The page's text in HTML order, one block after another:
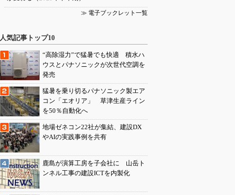
≫ 電子ブックレット一覧
人気記事トップ10
“高除湿力”で猛暑でも快適 積水ハ
ウスとパナソニックが次世代空調を
発売
猛暑を乗り切るパナソニック製エア
コン「エオリア」 草津生産ライン
を50％自動化へ
地場ゼネコン22社が集結、建設DX
やAIの実践事例を共有
鹿島が演算工房を子会社に 山岳ト
ンネル工事の建設ICTを内製化